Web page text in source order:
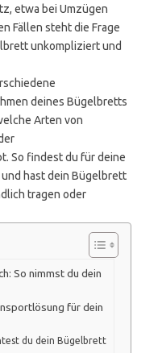
etwa bei Umzügen
Fällen steht die Frage
unkompliziert und
deines Bügelbretts
Arten von
So findest du für deine
hast dein Bügelbrett
tragen oder
So nimmst du dein
für dein
du dein Bügelbrett